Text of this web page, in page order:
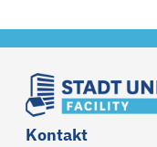
Kontakt